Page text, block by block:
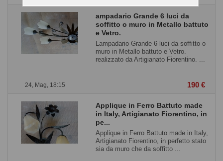
24, Mag, 18:15
ampadario Grande 6 luci da
soffitto o muro in Metallo battuto
e Vetro.
Lampadario Grande 6 luci da soffitto o
muro in Metallo battuto e Vetro.
realizzato da Artigianato Fiorentino. ...
190 €
Applique in Ferro Battuto made
in Italy, Artigianato Fiorentino, in
pe...
Applique in Ferro Battuto made in Italy,
Artigianato Fiorentino, in perfetto stato
sia da muro che da soffitto ...